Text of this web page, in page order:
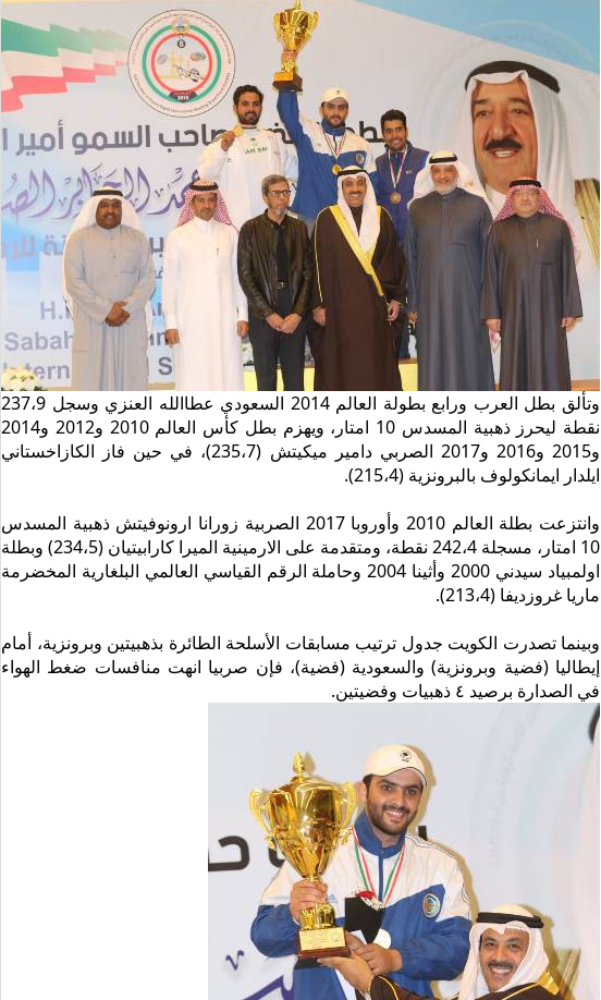
وتألق بطل العرب ورابع بطولة العالم 2014 السعودي عطاالله العنزي وسجل 237،9
نقطة ليحرز ذهبية المسدس 10 امتار، ويهزم بطل كأس العالم 2010 و2012 و2014
و2015 و2016 و2017 الصربي دامير ميكيتش (235،7)، في حين فاز الكازاخستاني
ايلدار ايمانكولوف بالبرونزية (215،4).
وانتزعت بطلة العالم 2010 وأوروبا 2017 الصربية زورانا ارونوفيتش ذهبية المسدس
10 امتار، مسجلة 242،4 نقطة، ومتقدمة على الارمينية الميرا كارابيتيان (234،5) وبطلة
اولمبياد سيدني 2000 وأثينا 2004 وحاملة الرقم القياسي العالمي البلغارية المخضرمة
ماريا غروزديفا (213،4).
وبينما تصدرت الكويت جدول ترتيب مسابقات الأسلحة الطائرة بذهبيتين وبرونزية، أمام
إيطاليا (فضية وبرونزية) والسعودية (فضية)، فإن صربيا انهت منافسات ضغط الهواء
في الصدارة برصيد ٤ ذهبيات وفضيتين.